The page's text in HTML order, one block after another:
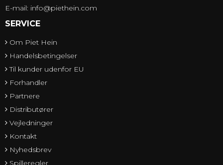
E-mail: info@piethein.com
SERVICE
Om Piet Hein
Handelsbetingelser
Til kunder udenfor EU
Forhandler
Partnere
Distributører
Vejledninger
Kontakt
Nyhedsbrev
Spilleregler